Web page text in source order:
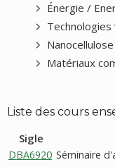
Énergie /
Matériaux
Liste des cours
Sigle
DBA6920 Séminaire